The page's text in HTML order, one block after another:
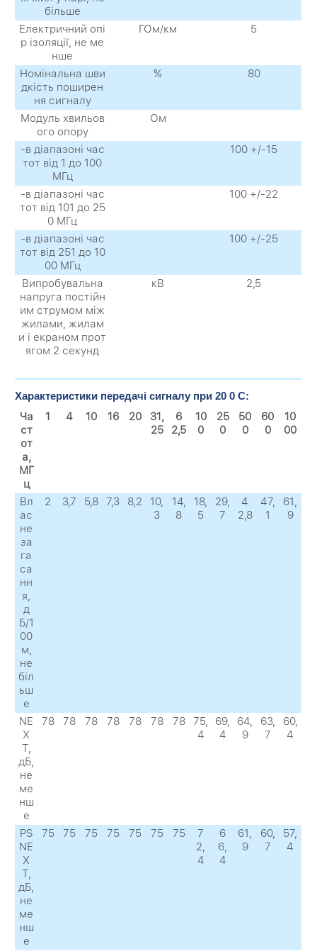
більше
Електричний опі
р ізоляції, не ме
нше
ГОм/км 5
Номінальна шви
дкість поширен
ня сигналу
% 80
Модуль хвильов
ого опору
Ом
-в діапазоні час
тот від 1 до 100
МГц
100 +/-15
-в діапазоні час
тот від 101 до 25
0 МГц
100 +/-22
-в діапазоні час
тот від 251 до 10
00 МГц
100 +/-25
Випробувальна
напруга постійн
им струмом між
жилами, жилам
и і екраном прот
ягом 2 секунд
кВ 2,5
Характеристики передачі сигналу при 20 0 C:
Ча
ст
от
а,
МГ
ц
1 4 10 16 20
31,
25
6
2,5
10
0
25
0
50
0
60
0
10
00
Вл
ас
не
за
га
са
нн
я,
д
Б/1
00
м,
не
біл
ьш
е
2 3,7 5,8 7,3 8,2
10,
3
14,
8
18,
5
29,
7
4
2,8
47,
1
61,
9
NE
X
Т,
дБ,
не
ме
нш
е
78 78 78 78 78 78 78
75,
4
69,
4
64,
9
63,
7
60,
4
PS
NE
X
Т,
дБ,
не
ме
нш
е
75 75 75 75 75 75 75
7
2,
4
6
6,
4
61,
9
60,
7
57,
4